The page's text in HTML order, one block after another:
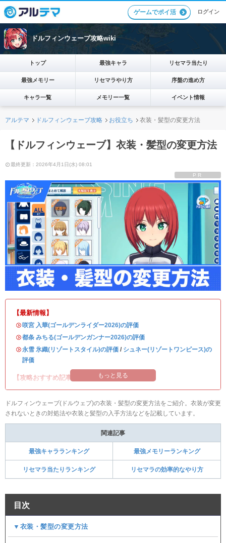
ゲームでポイ活 ログイン
ドルフィンウェーブ攻略wiki
トップ 最強キャラ リセマラ当たり
最強メモリー リセマラやり方 序盤の進め方
キャラ一覧 メモリー一覧 イベント情報
アルテマ ドルフィンウェーブ攻略 お役立ち 衣装・髪型の変更方法
【ドルフィンウェーブ】衣装・髪型の変更方法
最終更新：2026年4月1日(水) 08:01
PR
【最新情報】
・咲宮 入華(ゴールデンライダー2026)の評価
・都条 みちる(ゴールデンガンナー2026)の評価
・永雪 氷織(リゾートスタイル)の評価 / シュネー(リゾートワンピース)の
評価
【攻略おすすめ記事】 もっと見る
ドルフィンウェーブ(ドルウェブ)の衣装・髪型の変更方法をご紹介。衣装が変更
されないときの対処法や衣装と髪型の入手方法などを記載しています。
関連記事
最強キャラランキング 最強メモリーランキング
リセマラ当たりランキング リセマラの効率的なやり方
目次
▼衣装・髪型の変更方法